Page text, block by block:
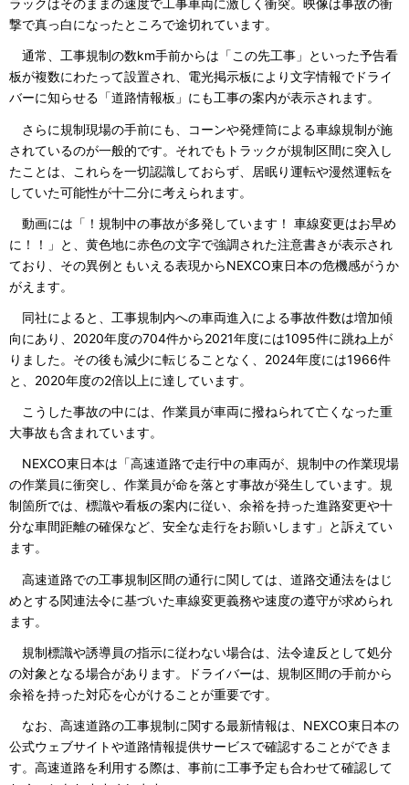
ラックはそのままの速度で工事車両に激しく衝突。映像は事故の衝
撃で真っ白になったところで途切れています。
通常、工事規制の数km手前からは「この先工事」といった予告看
板が複数にわたって設置され、電光掲示板により文字情報でドライ
バーに知らせる「道路情報板」にも工事の案内が表示されます。
さらに規制現場の手前にも、コーンや発煙筒による車線規制が施
されているのが一般的です。それでもトラックが規制区間に突入し
たことは、これらを一切認識しておらず、居眠り運転や漫然運転を
していた可能性が十二分に考えられます。
動画には「！規制中の事故が多発しています！ 車線変更はお早め
に！！」と、黄色地に赤色の文字で強調された注意書きが表示され
ており、その異例ともいえる表現からNEXCO東日本の危機感がうか
がえます。
同社によると、工事規制内への車両進入による事故件数は増加傾
向にあり、2020年度の704件から2021年度には1095件に跳ね上が
りました。その後も減少に転じることなく、2024年度には1966件
と、2020年度の2倍以上に達しています。
こうした事故の中には、作業員が車両に撥ねられて亡くなった重
大事故も含まれています。
NEXCO東日本は「高速道路で走行中の車両が、規制中の作業現場
の作業員に衝突し、作業員が命を落とす事故が発生しています。規
制箇所では、標識や看板の案内に従い、余裕を持った進路変更や十
分な車間距離の確保など、安全な走行をお願いします」と訴えてい
ます。
高速道路での工事規制区間の通行に関しては、道路交通法をはじ
めとする関連法令に基づいた車線変更義務や速度の遵守が求められ
ます。
規制標識や誘導員の指示に従わない場合は、法令違反として処分
の対象となる場合があります。ドライバーは、規制区間の手前から
余裕を持った対応を心がけることが重要です。
なお、高速道路の工事規制に関する最新情報は、NEXCO東日本の
公式ウェブサイトや道路情報提供サービスで確認することができま
す。高速道路を利用する際は、事前に工事予定も合わせて確認して